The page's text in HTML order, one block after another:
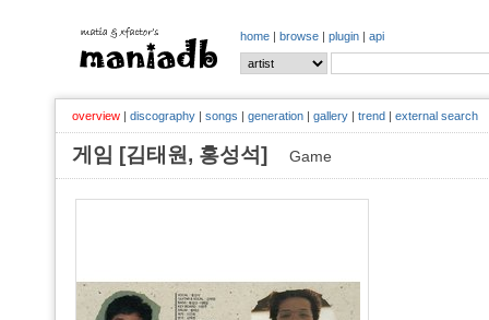
home | browse | plugin | api
overview | discography | songs | generation | gallery | trend | external search
게임 [김태원, 홍성석] Game